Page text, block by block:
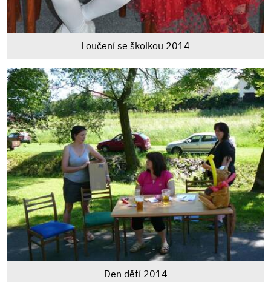
Loučení se školkou 2014
Den dětí 2014